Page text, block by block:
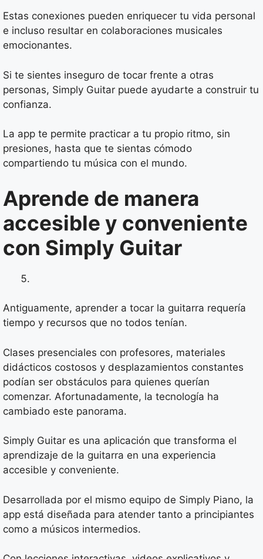
Estas conexiones pueden enriquecer tu vida personal
e incluso resultar en colaboraciones musicales
emocionantes.
Si te sientes inseguro de tocar frente a otras
personas, Simply Guitar puede ayudarte a construir tu
confianza.
La app te permite practicar a tu propio ritmo, sin
presiones, hasta que te sientas cómodo
compartiendo tu música con el mundo.
Aprende de manera
accesible y conveniente
con Simply Guitar
Antiguamente, aprender a tocar la guitarra requería
tiempo y recursos que no todos tenían.
Clases presenciales con profesores, materiales
didácticos costosos y desplazamientos constantes
podían ser obstáculos para quienes querían
comenzar. Afortunadamente, la tecnología ha
cambiado este panorama.
Simply Guitar es una aplicación que transforma el
aprendizaje de la guitarra en una experiencia
accesible y conveniente.
Desarrollada por el mismo equipo de Simply Piano, la
app está diseñada para atender tanto a principiantes
como a músicos intermedios.